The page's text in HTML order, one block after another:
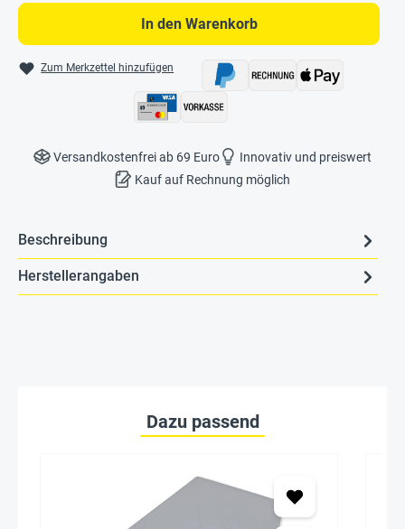
In den Warenkorb
Zum Merkzettel hinzufügen
Versandkostenfrei ab 69 Euro
Innovativ und preiswert
Kauf auf Rechnung möglich
Beschreibung
Herstellerangaben
Dazu passend